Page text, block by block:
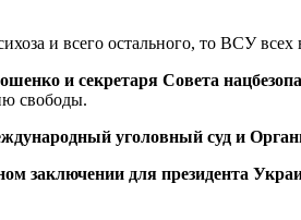
и всего остального, то ВСУ
и секретаря Совета
свободы.
уголовный суд и
заключении для президента